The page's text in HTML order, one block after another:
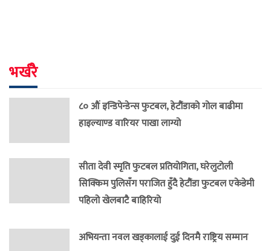
भर्खरै
८० औं इन्डिपेन्डेन्स फुटबल, हेटौंडाको गोल बाढीमा
हाइल्याण्ड वारियर पाखा लाग्यो
सीता देवी स्मृति फुटबल प्रतियोगिता, घरेलुटोली
सिक्किम पुलिसँग पराजित हुँदै हेटौंडा फुटबल एकेडेमी
पहिलो खेलबाटै बाहिरियो
अभियन्ता नवल खड्कालाई दुई दिनमै राष्ट्रिय सम्मान